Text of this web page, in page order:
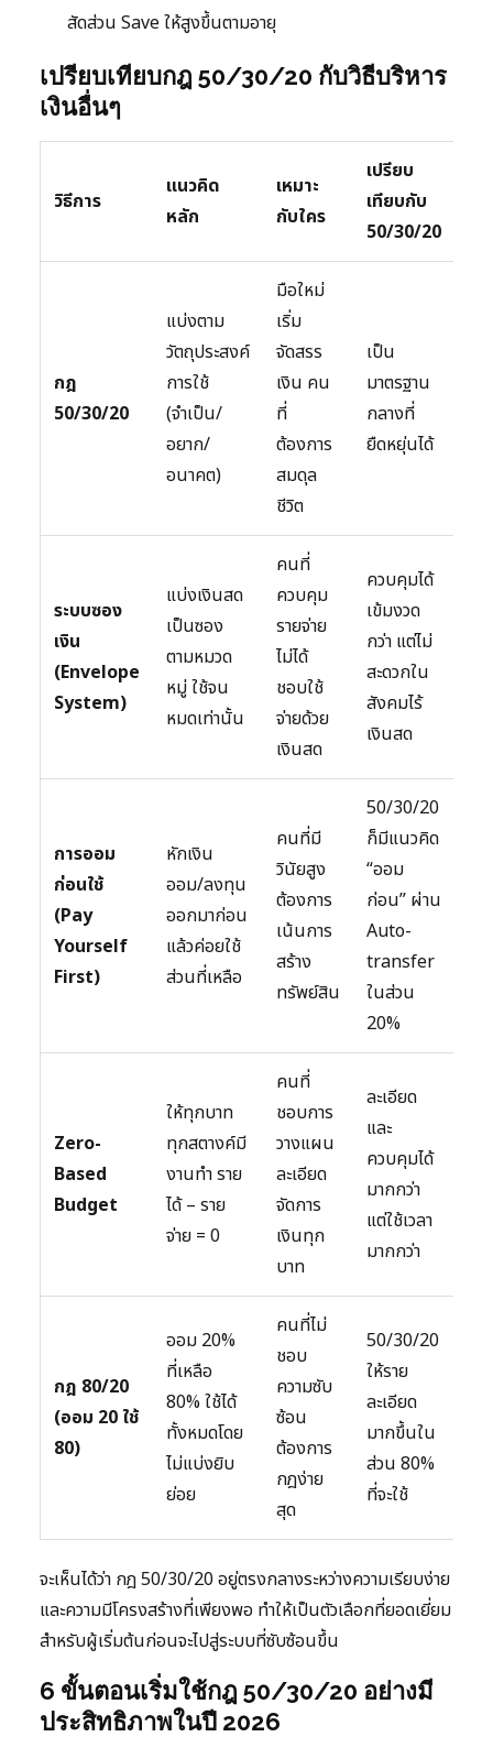
สัดส่วน Save ให้สูงขึ้นตามอายุ
เปรียบเทียบกฎ 50/30/20 กับวิธีบริหาร
เงินอื่นๆ
วิธีการ
แนวคิด
หลัก
เหมาะ
กับใคร
เปรียบ
เทียบกับ
50/30/20
กฎ
50/30/20
แบ่งตาม
วัตถุประสงค์
การใช้
(จำเป็น/
อยาก/
อนาคต)
มือใหม่
เริ่ม
จัดสรร
เงิน คน
ที่
ต้องการ
สมดุล
ชีวิต
เป็น
มาตรฐาน
กลางที่
ยืดหยุ่นได้
ระบบซอง
เงิน
(Envelope
System)
แบ่งเงินสด
เป็นซอง
ตามหมวด
หมู่ ใช้จน
หมดเท่านั้น
คนที่
ควบคุม
รายจ่าย
ไม่ได้
ชอบใช้
จ่ายด้วย
เงินสด
ควบคุมได้
เข้มงวด
กว่า แต่ไม่
สะดวกใน
สังคมไร้
เงินสด
การออม
ก่อนใช้
(Pay
Yourself
First)
หักเงิน
ออม/ลงทุน
ออกมาก่อน
แล้วค่อยใช้
ส่วนที่เหลือ
คนที่มี
วินัยสูง
ต้องการ
เน้นการ
สร้าง
ทรัพย์สิน
50/30/20
ก็มีแนวคิด
“ออม
ก่อน” ผ่าน
Auto-
transfer
ในส่วน
20%
Zero-
Based
Budget
ให้ทุกบาท
ทุกสตางค์มี
งานทำ ราย
ได้ – ราย
จ่าย = 0
คนที่
ชอบการ
วางแผน
ละเอียด
จัดการ
เงินทุก
บาท
ละเอียด
และ
ควบคุมได้
มากกว่า
แต่ใช้เวลา
มากกว่า
กฎ 80/20
(ออม 20 ใช้
80)
ออม 20%
ที่เหลือ
80% ใช้ได้
ทั้งหมดโดย
ไม่แบ่งยิบ
ย่อย
คนที่ไม่
ชอบ
ความซับ
ซ้อน
ต้องการ
กฎง่าย
สุด
50/30/20
ให้ราย
ละเอียด
มากขึ้นใน
ส่วน 80%
ที่จะใช้
จะเห็นได้ว่า กฎ 50/30/20 อยู่ตรงกลางระหว่างความเรียบง่าย
และความมีโครงสร้างที่เพียงพอ ทำให้เป็นตัวเลือกที่ยอดเยี่ยม
สำหรับผู้เริ่มต้นก่อนจะไปสู่ระบบที่ซับซ้อนขึ้น
6 ขั้นตอนเริ่มใช้กฎ 50/30/20 อย่างมี
ประสิทธิภาพในปี 2026